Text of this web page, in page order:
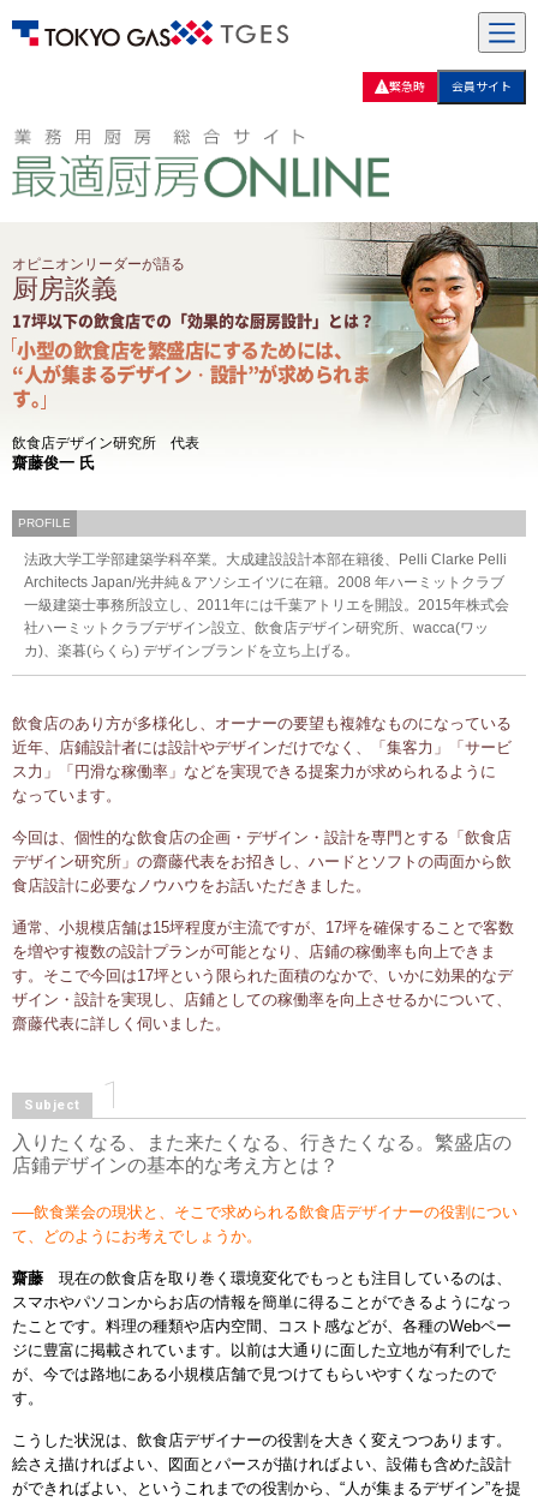
緊急時 会員サイト
オピニオンリーダーが語る
厨房談義
17坪以下の飲食店での「効果的な厨房設計」とは？
小型の飲食店を繁盛店にするためには、
“人が集まるデザイン・設計”が求められま
す。
飲食店デザイン研究所 代表
齋藤俊一 氏
PROFILE
法政大学工学部建築学科卒業。大成建設設計本部在籍後、Pelli Clarke Pelli
Architects Japan/光井純＆アソシエイツに在籍。2008 年ハーミットクラブ
一級建築士事務所設立し、2011年には千葉アトリエを開設。2015年株式会
社ハーミットクラブデザイン設立、飲食店デザイン研究所、wacca(ワッ
カ)、楽暮(らくら) デザインブランドを立ち上げる。
飲食店のあり方が多様化し、オーナーの要望も複雑なものになっている
近年、店鋪設計者には設計やデザインだけでなく、「集客力」「サービ
ス力」「円滑な稼働率」などを実現できる提案力が求められるように
なっています。
今回は、個性的な飲食店の企画・デザイン・設計を専門とする「飲食店
デザイン研究所」の齋藤代表をお招きし、ハードとソフトの両面から飲
食店設計に必要なノウハウをお話いただきました。
通常、小規模店舗は15坪程度が主流ですが、17坪を確保することで客数
を増やす複数の設計プランが可能となり、店鋪の稼働率も向上できま
す。そこで今回は17坪という限られた面積のなかで、いかに効果的なデ
ザイン・設計を実現し、店鋪としての稼働率を向上させるかについて、
齋藤代表に詳しく伺いました。
Subject 1
入りたくなる、また来たくなる、行きたくなる。繁盛店の
店鋪デザインの基本的な考え方とは？
──飲食業会の現状と、そこで求められる飲食店デザイナーの役割につい
て、どのようにお考えでしょうか。
齋藤
現在の飲食店を取り巻く環境変化でもっとも注目しているのは、
スマホやパソコンからお店の情報を簡単に得ることができるようになっ
たことです。料理の種類や店内空間、コスト感などが、各種のWebペー
ジに豊富に掲載されています。以前は大通りに面した立地が有利でした
が、今では路地にある小規模店舗で見つけてもらいやすくなったので
す。
こうした状況は、飲食店デザイナーの役割を大きく変えつつあります。
絵さえ描ければよい、図面とパースが描ければよい、設備も含めた設計
ができればよい、というこれまでの役割から、“人が集まるデザイン”を提